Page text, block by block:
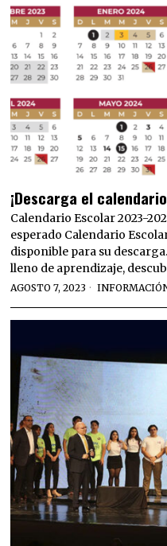
¡Descarga el
Calendario Escolar 2023-
esperado Calendario
disponible para su
lleno de aprendizaje,
AGOSTO 7, 2023